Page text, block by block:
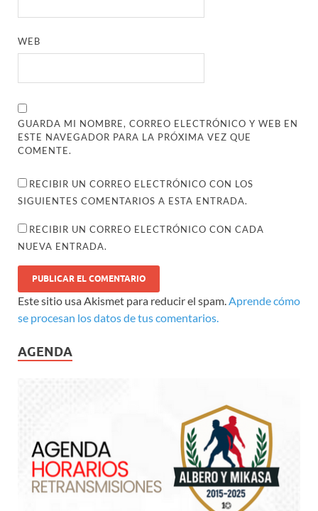
WEB
GUARDA MI NOMBRE, CORREO ELECTRÓNICO Y WEB EN
ESTE NAVEGADOR PARA LA PRÓXIMA VEZ QUE
COMENTE.
RECIBIR UN CORREO ELECTRÓNICO CON LOS
SIGUIENTES COMENTARIOS A ESTA ENTRADA.
RECIBIR UN CORREO ELECTRÓNICO CON CADA
NUEVA ENTRADA.
Este sitio usa Akismet para reducir el spam.Aprende cómo
se procesan los datos de tus comentarios.
AGENDA